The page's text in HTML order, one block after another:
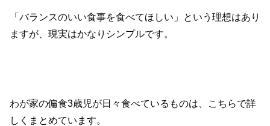
「バランスのいい食事を食べてほしい」という理想はあり
ますが、現実はかなりシンプルです。
わが家の偏食3歳児が日々食べているものは、こちらで詳
しくまとめています。